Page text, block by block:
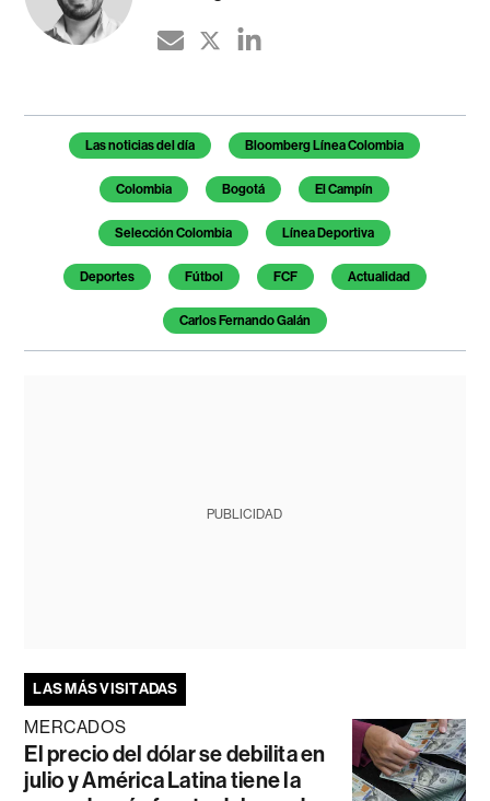
Temas de este artículo
Las noticias del día Bloomberg Línea Colombia
Colombia Bogotá El Campín
Selección Colombia Línea Deportiva
Deportes Fútbol FCF Actualidad
Carlos Fernando Galán
PUBLICIDAD
LAS MÁS VISITADAS
MERCADOS
El precio del dólar se debilita en
julio y América Latina tiene la